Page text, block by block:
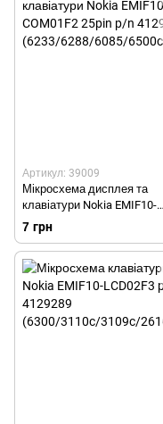
Артикул: 39009
Мікросхема дисплея та
клавіатури Nokia EMIF10-
COM01F2 25pin p/n 4129035
(6233/6288/6085/6500c)
7 грн